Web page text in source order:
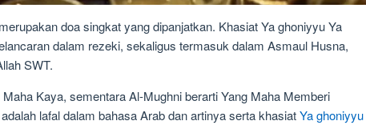
doa singkat yang dipanjatkan. Khasiat Ya ghoniyyu Ya
dalam rezeki, sekaligus termasuk dalam Asmaul Husna,
SWT.
Kaya, sementara Al-Mughni berarti Yang Maha Memberi
lafal dalam bahasa Arab dan artinya serta khasiatYa ghoniyyu